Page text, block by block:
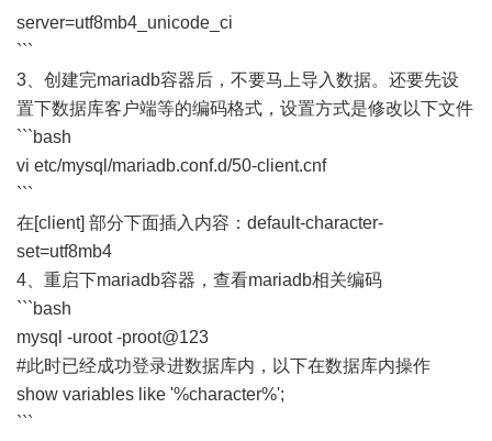
server=utf8mb4_unicode_ci
```
3、创建完mariadb容器后，不要马上导入数据。还要先设
置下数据库客户端等的编码格式，设置方式是修改以下文件
```bash
vi etc/mysql/mariadb.conf.d/50-client.cnf
```
在[client] 部分下面插入内容：default-character-
set=utf8mb4
4、重启下mariadb容器，查看mariadb相关编码
```bash
mysql -uroot -proot@123
#此时已经成功登录进数据库内，以下在数据库内操作
show variables like '%character%';
```